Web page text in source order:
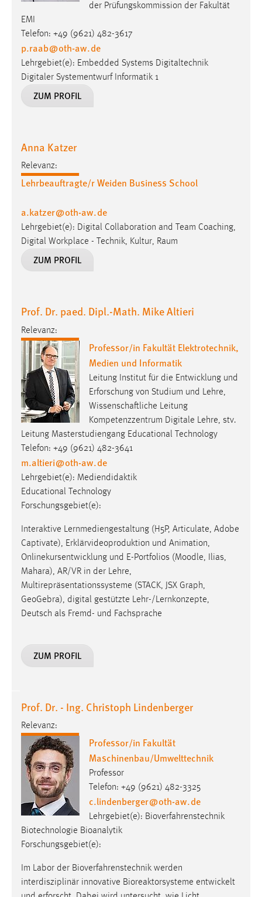
der Prüfungskommission der Fakultät
EMI
Telefon: +49 (9621) 482-3617
p.raab@oth-aw.de
Lehrgebiet(e): Embedded Systems Digitaltechnik
Digitaler Systementwurf Informatik 1
ZUM PROFIL
Anna Katzer
Relevanz:
Lehrbeauftragte/r Weiden Business School
a.katzer@oth-aw.de
Lehrgebiet(e): Digital Collaboration and Team Coaching,
Digital Workplace - Technik, Kultur, Raum
ZUM PROFIL
Prof. Dr. paed. Dipl.-Math. Mike Altieri
Relevanz:
Professor/in Fakultät Elektrotechnik,
Medien und Informatik
Leitung Institut für die Entwicklung und
Erforschung von Studium und Lehre,
Wissenschaftliche Leitung
Kompetenzzentrum Digitale Lehre, stv.
Leitung Masterstudiengang Educational Technology
Telefon: +49 (9621) 482-3641
m.altieri@oth-aw.de
Lehrgebiet(e): Mediendidaktik
Educational Technology
Forschungsgebiet(e):
Interaktive Lernmediengestaltung (H5P, Articulate, Adobe
Captivate), Erklärvideoproduktion und Animation,
Onlinekursentwicklung und E-Portfolios (Moodle, Ilias,
Mahara), AR/VR in der Lehre,
Multirepräsentationssysteme (STACK, JSX Graph,
GeoGebra), digital gestützte Lehr-/Lernkonzepte,
Deutsch als Fremd- und Fachsprache
ZUM PROFIL
Prof. Dr. - Ing. Christoph Lindenberger
Relevanz:
Professor/in Fakultät
Maschinenbau/Umwelttechnik
Professor
Telefon: +49 (9621) 482-3325
c.lindenberger@oth-aw.de
Lehrgebiet(e): Bioverfahrenstechnik
Biotechnologie Bioanalytik
Forschungsgebiet(e):
Im Labor der Bioverfahrenstechnik werden
interdisziplinär innovative Bioreaktorsysteme entwickelt
Sprachpräferenz
Name:
site-language-preference
Zweck:
Das Cookie speichert die gewählte Sprache der Website.
Cookie Laufzeit:
Chat
Name:
MibewSessionID, MIBEW_UserID, mibew_locale, mibew-
Zweck:
Wird benötigt um die Chatfunktion nutzen zu können.
MibewSessionID, mibew-chat-frame-style-
Name:
fe_user, be_user, be_lastLoginProvider
Zweck:
Dieser Cookie ist notwendig um sich an der Website
einloggen zu können.
Cookie Laufzeit:
24 Stunden
STATISTIK
Statistik Cookies erfassen Informationen anonym.
unsere Besucher unsere Website nutzen.
Matomo
Name:
_pk_ref, _pk_cvar, _pk_id, _pk_ses
Cookie Laufzeit:
MARKETING
Marketing Cookies werden von Drittanbietern
verwendet, um personalisierte Werbung anzuzeigen.
Sie tun dies, indem sie Besucher über Websites
hinweg verfolgen.
Google Ads
Name:
Anbieter: